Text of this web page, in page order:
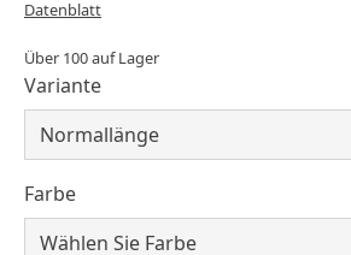
Datenblatt
Über 100 auf Lager
Variante
Farbe